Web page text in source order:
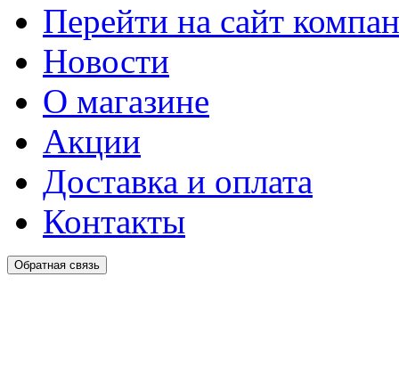
Перейти на сайт
Новости
О магазине
Акции
Доставка и оплата
Контакты
Обратная связь